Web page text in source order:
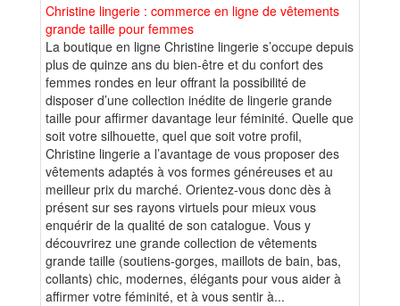
Christine lingerie : commerce en ligne de vêtements
grande taille pour femmes
La boutique en ligne Christine lingerie s’occupe depuis
plus de quinze ans du bien-être et du confort des
femmes rondes en leur offrant la possibilité de
disposer d’une collection inédite de lingerie grande
taille pour affirmer davantage leur féminité. Quelle que
soit votre silhouette, quel que soit votre profil,
Christine lingerie a l’avantage de vous proposer des
vêtements adaptés à vos formes généreuses et au
meilleur prix du marché. Orientez-vous donc dès à
présent sur ses rayons virtuels pour mieux vous
enquérir de la qualité de son catalogue. Vous y
découvrirez une grande collection de vêtements
grande taille (soutiens-gorges, maillots de bain, bas,
collants) chic, modernes, élégants pour vous aider à
affirmer votre féminité, et à vous sentir à...